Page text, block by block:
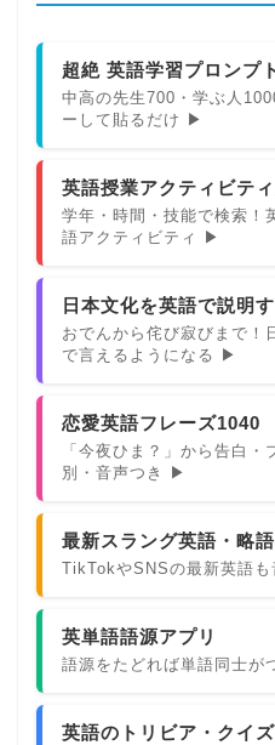
超絶 英語学習プロンプ
中高の先生700・学ぶ人
ーして貼るだけ ▶
英語授業アクティビテ
学年・時間・技能で検索！
語アクティビティ ▶
日本文化を英語で説明
おでんから侘び寂びまで！
で言えるようになる ▶
恋愛英語フレーズ1040
「今夜ひま？」から告白
別・音声つき ▶
最新スラング英語・略
TikTokやSNSの最新英語
英単語語源アプリ
語源をたどれば単語同士が
英語のトリビア・クイ